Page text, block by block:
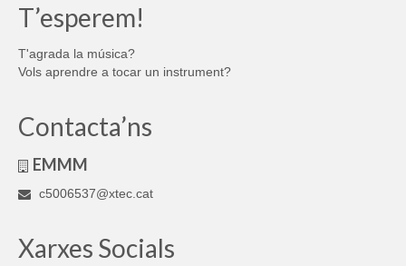
T’esperem!
T'agrada la música?
Vols aprendre a tocar un instrument?
Contacta’ns
EMMM
c5006537@xtec.cat
Xarxes Socials